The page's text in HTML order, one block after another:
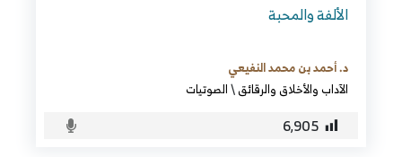
الألفة والمحبة
د. أحمد بن محمد النفيعي
الآداب والأخلاق والرقائق\الصوتيات
6٬905